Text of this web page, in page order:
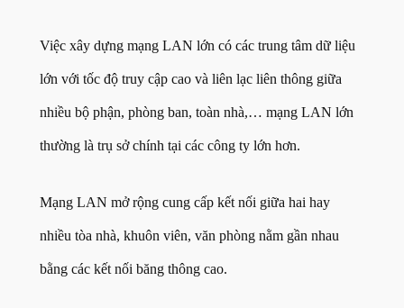
Việc xây dựng mạng LAN lớn có các trung tâm dữ liệu
lớn với tốc độ truy cập cao và liên lạc liên thông giữa
nhiều bộ phận, phòng ban, toàn nhà,… mạng LAN lớn
thường là trụ sở chính tại các công ty lớn hơn.
Mạng LAN mở rộng cung cấp kết nối giữa hai hay
nhiều tòa nhà, khuôn viên, văn phòng nằm gần nhau
bằng các kết nối băng thông cao.